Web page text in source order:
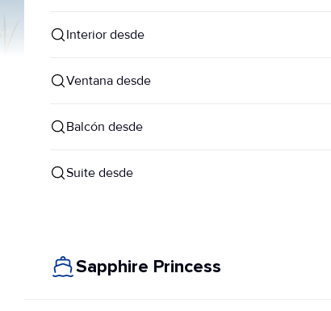
Interior desde
Ventana desde
Balcón desde
Suite desde
Sapphire Princess